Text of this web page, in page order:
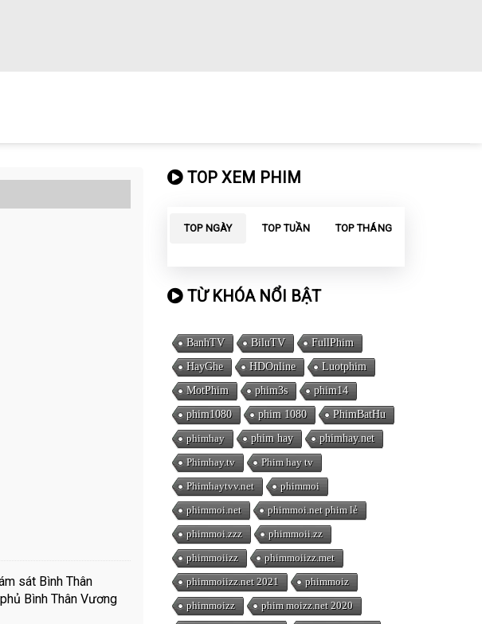
sát Bình Thân
Bình Thân Vương
TOP XEM PHIM
TOP NGÀY TOP TUẦN TOP THÁNG
TỪ KHÓA NỔI BẬT
BanhTV BiluTV
FullPhim
HayGhe
HDOnline
Luotphim
MotPhim
phim3s
phim14
phim1080
phim 1080
PhimBatHu
phimhay
phim hay
phimhay.net
Phimhay.tv
Phim hay tv
Phimhaytvv.net
phimmoi
phimmoi.net
phimmoi.net phim lẻ
phimmoi.zzz
phimmoii.zz
phimmoiizz
phimmoiizz.met
phimmoiizz.net 2021
phimmoiz
phimmoizz
phim moizz.net 2020